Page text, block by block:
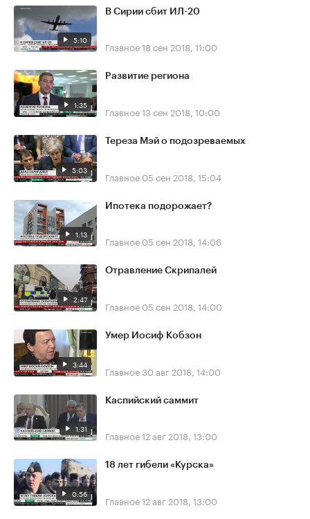
5:10
В Сирии сбит ИЛ-20
Главное18 сен 2018, 11:00
1:35
Развитие региона
Главное13 сен 2018, 10:00
5:03
Тереза Мэй о подозреваемых
Главное 05 сен 2018, 15:04
1:13
Ипотека подорожает?
Главное 05 сен 2018, 14:06
2:47
Отравление Скрипалей
Главное 05 сен 2018, 14:00
3:44
Умер Иосиф Кобзон
Главное30 авг 2018, 14:00
1:31
Каспийский саммит
Главное12 авг 2018, 13:00
0:56
18 лет гибели «Курска»
Главное12 авг 2018, 13:00